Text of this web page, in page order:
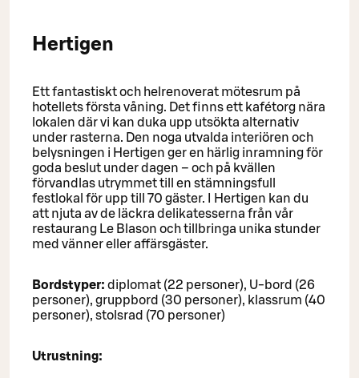
Hertigen
Ett fantastiskt och helrenoverat mötesrum på
hotellets första våning. Det finns ett kafétorg nära
lokalen där vi kan duka upp utsökta alternativ
under rasterna. Den noga utvalda interiören och
belysningen i Hertigen ger en härlig inramning för
goda beslut under dagen – och på kvällen
förvandlas utrymmet till en stämningsfull
festlokal för upp till 70 gäster. I Hertigen kan du
att njuta av de läckra delikatesserna från vår
restaurang Le Blason och tillbringa unika stunder
med vänner eller affärsgäster.
Bordstyper: diplomat (22 personer), U-bord (26
personer), gruppbord (30 personer), klassrum (40
personer), stolsrad (70 personer)
Utrustning: